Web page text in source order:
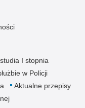
I stopnia
w Policji
Aktualne przepisy